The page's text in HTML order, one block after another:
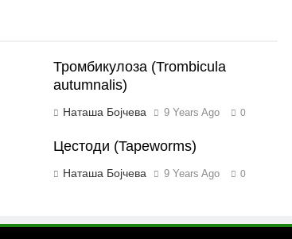
Тромбикулоза (Trombicula
autumnalis)
Наташа Бојчева 9 Years Ago 0
Цестоди (Tapeworms)
Наташа Бојчева 9 Years Ago 0